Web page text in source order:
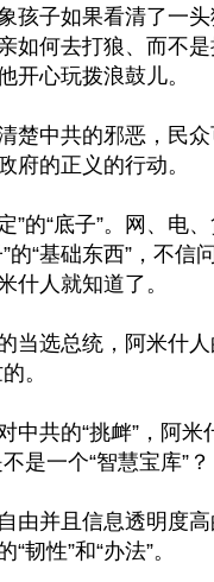
孩子如果看清了一
如何去打狼、而不
开心玩拨浪鼓儿。
楚中共的邪恶，民
府的正义的行动。
”的“底子”。网、电
的“基础东西”，不信
什人就知道了。
当选总统，阿米什人
。
中共的“挑衅”，阿米
是一个“智慧宝库”？
由并且信息透明度高
韧性”和“办法”。